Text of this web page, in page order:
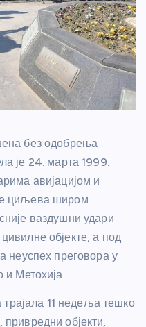
без одобрења
је 24. марта 1999.
авијацијом и
циљева широм
ваздушни удари
објекте, а под
неуспех преговора у
и Метохија.
трајала 11 недеља тешко
објекти,